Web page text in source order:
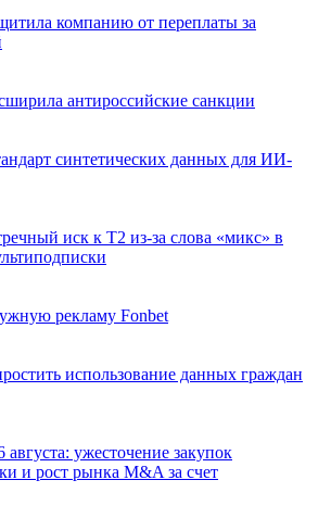
компанию от переплаты за
антироссийские санкции
синтетических данных для ИИ-
иск к Т2 из-за слова «микс» в
рекламу Fonbet
использование данных граждан
августа: ужесточение закупок
и рост рынка M&A за счет